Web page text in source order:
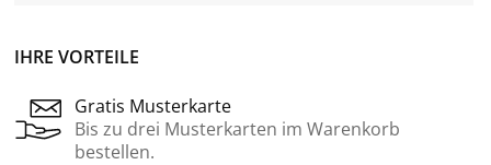
IHRE VORTEILE
Gratis Musterkarte
Bis zu drei Musterkarten im Warenkorb
bestellen.